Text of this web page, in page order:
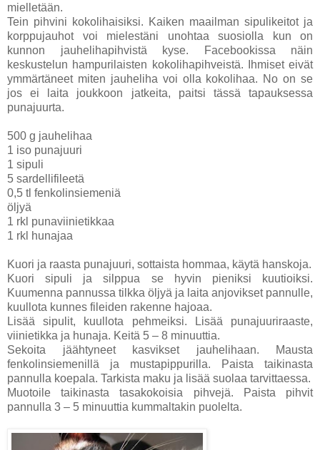
mielletään.
Tein pihvini kokolihaisiksi. Kaiken maailman sipulikeitot ja
korppujauhot voi mielestäni unohtaa suosiolla kun on
kunnon jauhelihapihvistä kyse. Facebookissa näin
keskustelun hampurilaisten kokolihapihveistä. Ihmiset eivät
ymmärtäneet miten jauheliha voi olla kokolihaa. No on se
jos ei laita joukkoon jatkeita, paitsi tässä tapauksessa
punajuurta.
500 g jauhelihaa
1 iso punajuuri
1 sipuli
5 sardellifileetä
0,5 tl fenkolinsiemeniä
öljyä
1 rkl punaviinietikkaa
1 rkl hunajaa
Kuori ja raasta punajuuri, sottaista hommaa, käytä hanskoja.
Kuori sipuli ja silppua se hyvin pieniksi kuutioiksi.
Kuumenna pannussa tilkka öljyä ja laita anjovikset pannulle,
kuullota kunnes fileiden rakenne hajoaa.
Lisää sipulit, kuullota pehmeiksi. Lisää punajuuriraaste,
viinietikka ja hunaja. Keitä 5 – 8 minuuttia.
Sekoita jäähtyneet kasvikset jauhelihaan. Mausta
fenkolinsiemenillä ja mustapippurilla. Paista taikinasta
pannulla koepala. Tarkista maku ja lisää suolaa tarvittaessa.
Muotoile taikinasta tasakokoisia pihvejä. Paista pihvit
pannulla 3 – 5 minuuttia kummaltakin puolelta.